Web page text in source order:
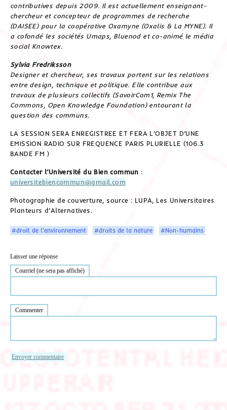
contributives depuis 2009. Il est actuellement enseignant-
chercheur et concepteur de programmes de recherche
(DAISEE) pour la coopérative Oxamyne (Oxalis & La MYNE). Il
a cofondé les sociétés Umaps, Bluenod et co-animé le média
social Knowtex.
Sylvia Fredriksson
Designer et chercheur, ses travaux portent sur les relations
entre design, technique et politique. Elle contribue aux
travaux de plusieurs collectifs (SavoirCom1, Remix The
Commons, Open Knowledge Foundation) entourant la
question des communs.
LA SESSION SERA ENREGISTREE ET FERA L’OBJET D’UNE
EMISSION RADIO SUR FREQUENCE PARIS PLURIELLE (106.3
BANDE FM )
Contacter l’Université du Bien commun :
universitebiencommun@gmail.com
Photographie de couverture, source : LUPA, Les Universitaires
Planteurs d’Alternatives.
#droit de l'environnement #droits de la nature #Non-humains
Laisser une réponse
Courriel (ne sera pas affiché)
Commenter